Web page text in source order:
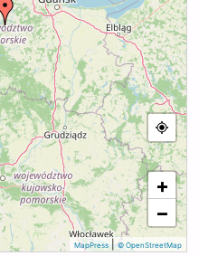
+
−
MapPress| © OpenStreetMap